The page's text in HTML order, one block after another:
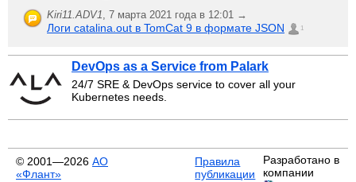
Kiri11.ADV1, 7 марта 2021 года в 12:01 →
Логи catalina.out в TomCat 9 в формате JSON 1
DevOps as a Service from Palark
24/7 SRE & DevOps service to cover all your
Kubernetes needs.
© 2001—2026 АО
«Флант»
Правила
публикации
Разработано в
компании